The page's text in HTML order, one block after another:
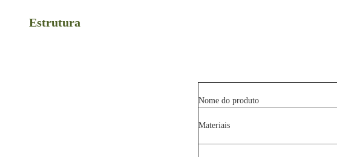
Estrutura
Nome do produto
Materiais